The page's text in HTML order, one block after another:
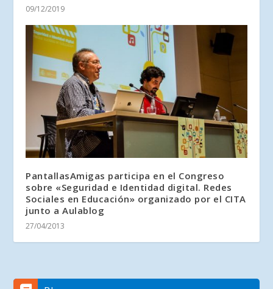
09/12/2019
PantallasAmigas participa en el Congreso
sobre «Seguridad e Identidad digital. Redes
Sociales en Educación» organizado por el CITA
junto a Aulablog
27/04/2013